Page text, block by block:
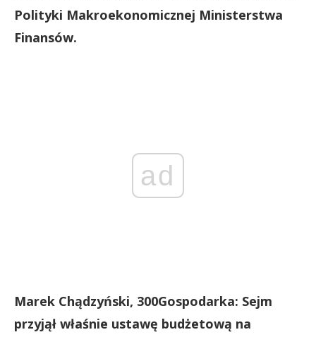
Polityki Makroekonomicznej Ministerstwa
Finansów.
ad
Marek Chądzyński, 300Gospodarka: Sejm
przyjął właśnie ustawę budżetową na